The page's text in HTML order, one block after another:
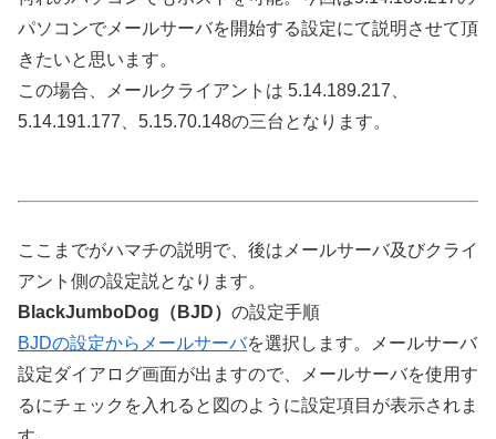
パソコンでメールサーバを開始する設定にて説明させて頂
きたいと思います。
この場合、メールクライアントは 5.14.189.217、
5.14.191.177、5.15.70.148の三台となります。
ここまでがハマチの説明で、後はメールサーバ及びクライ
アント側の設定説となります。
BlackJumboDog（BJD） の設定手順
BJDの設定からメールサーバを選択します。メールサーバ
設定ダイアログ画面が出ますので、メールサーバを使用す
るにチェックを入れると図のように設定項目が表示されま